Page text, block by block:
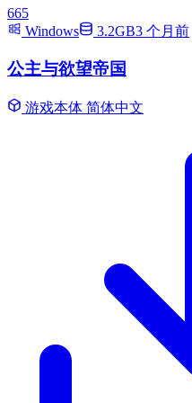
665
Windows
3.2GB3 个月前
公主与欲望帝国
游戏本体 简体中文